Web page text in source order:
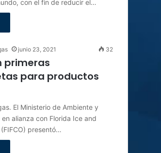
con el fin de reducir el…
junio 23, 2021 32
primeras
para productos
El Ministerio de Ambiente y
en alianza con Florida Ice and
presentó…